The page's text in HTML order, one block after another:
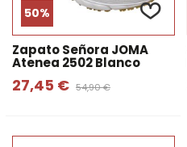
50%
Zapato Señora JOMA
Atenea 2502 Blanco
27,45 € 54,90 €